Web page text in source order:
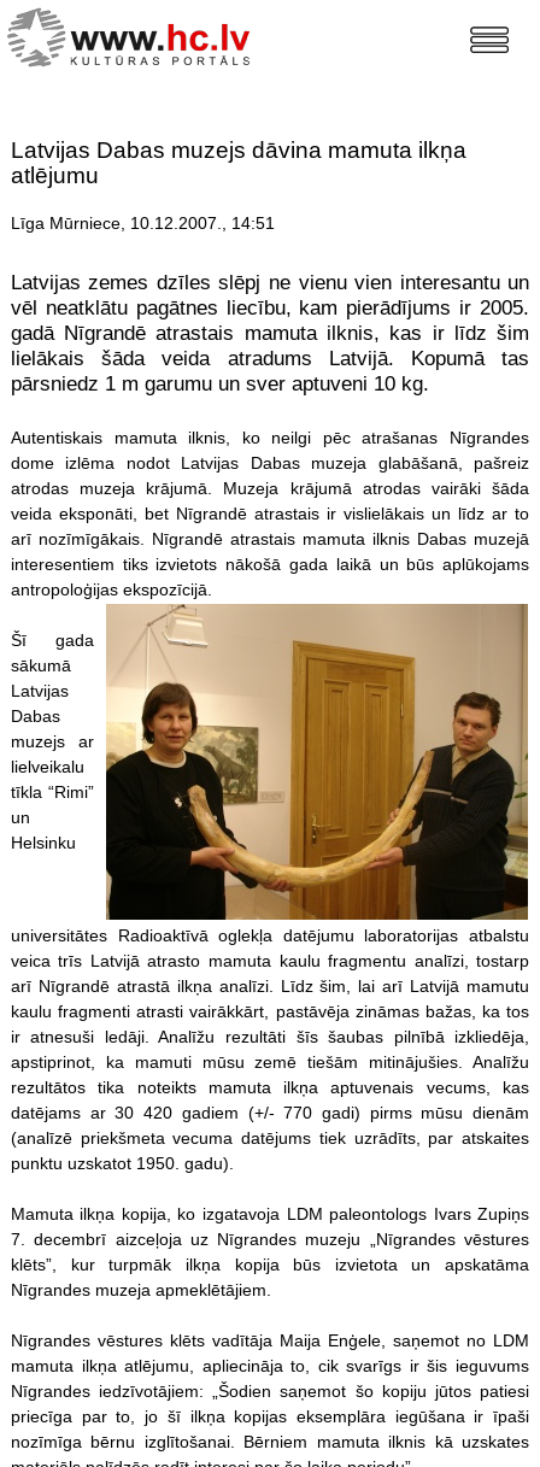
Latvijas Dabas muzejs dāvina mamuta ilkņa
atlējumu
Līga Mūrniece, 10.12.2007., 14:51
Latvijas zemes dzīles slēpj ne vienu vien interesantu un
vēl neatklātu pagātnes liecību, kam pierādījums ir 2005.
gadā Nīgrandē atrastais mamuta ilknis, kas ir līdz šim
lielākais šāda veida atradums Latvijā. Kopumā tas
pārsniedz 1 m garumu un sver aptuveni 10 kg.
Autentiskais mamuta ilknis, ko neilgi pēc atrašanas Nīgrandes
dome izlēma nodot Latvijas Dabas muzeja glabāšanā, pašreiz
atrodas muzeja krājumā. Muzeja krājumā atrodas vairāki šāda
veida eksponāti, bet Nīgrandē atrastais ir vislielākais un līdz ar to
arī nozīmīgākais. Nīgrandē atrastais mamuta ilknis Dabas muzejā
interesentiem tiks izvietots nākošā gada laikā un būs aplūkojams
antropoloģijas ekspozīcijā.
Šī gada
sākumā
Latvijas
Dabas
muzejs ar
lielveikalu
tīkla “Rimi”
un
Helsinku
universitātes Radioaktīvā oglekļa datējumu laboratorijas atbalstu
veica trīs Latvijā atrasto mamuta kaulu fragmentu analīzi, tostarp
arī Nīgrandē atrastā ilkņa analīzi. Līdz šim, lai arī Latvijā mamutu
kaulu fragmenti atrasti vairākkārt, pastāvēja zināmas bažas, ka tos
ir atnesuši ledāji. Analīžu rezultāti šīs šaubas pilnībā izkliedēja,
apstiprinot, ka mamuti mūsu zemē tiešām mitinājušies. Analīžu
rezultātos tika noteikts mamuta ilkņa aptuvenais vecums, kas
datējams ar 30 420 gadiem (+/- 770 gadi) pirms mūsu dienām
(analīzē priekšmeta vecuma datējums tiek uzrādīts, par atskaites
punktu uzskatot 1950. gadu).
Mamuta ilkņa kopija, ko izgatavoja LDM paleontologs Ivars Zupiņs
7. decembrī aizceļoja uz Nīgrandes muzeju „Nīgrandes vēstures
klēts”, kur turpmāk ilkņa kopija būs izvietota un apskatāma
Nīgrandes muzeja apmeklētājiem.
Nīgrandes vēstures klēts vadītāja Maija Enģele, saņemot no LDM
mamuta ilkņa atlējumu, apliecināja to, cik svarīgs ir šis ieguvums
Nīgrandes iedzīvotājiem: „Šodien saņemot šo kopiju jūtos patiesi
priecīga par to, jo šī ilkņa kopijas eksemplāra iegūšana ir īpaši
nozīmīga bērnu izglītošanai. Bērniem mamuta ilknis kā uzskates